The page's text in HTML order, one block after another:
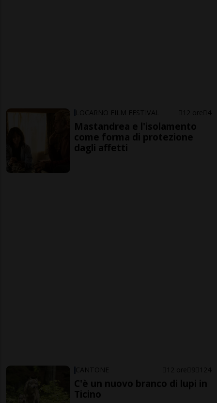
LOCARNO FILM FESTIVAL 12 ore 4
Mastandrea e l'isolamento
come forma di protezione
dagli affetti
CANTONE 12 ore 9 124
C'è un nuovo branco di lupi in
Ticino